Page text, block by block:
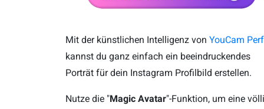
Mit der künstlichen Intelligenz von YouCam
kannst du ganz einfach ein beeindruckendes
Porträt für dein Instagram Profilbild erstellen.
Nutze die "Magic Avatar"-Funktion, um eine